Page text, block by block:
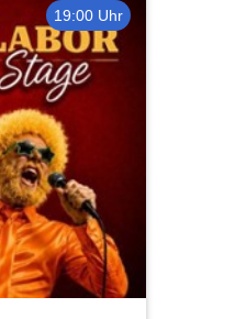
19:00 Uhr